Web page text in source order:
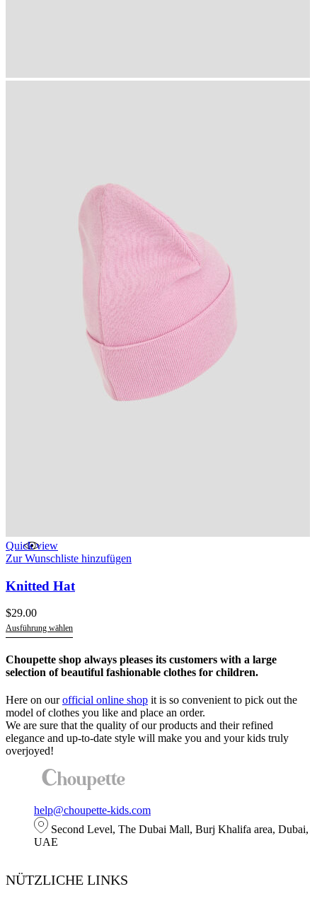
Quick view
Zur Wunschliste hinzufügen
Knitted Hat
$29.00
Ausführung wählen
Produkt
weist
Varianten
auf.
Die
Optionen
können
auf
Produktseite
werden
Choupette shop always pleases its customers with a large
selection of beautiful fashionable clothes for children.
Here on ourofficial online shop it is so convenient to pick out the
model of clothes you like and place an order.
We are sure that the quality of our products and their refined
elegance and up-to-date style will make you and your kids truly
overjoyed!
help@choupette-kids.com
Second Level, The Dubai Mall, Burj Khalifa area, Dubai,
UAE
NÜTZLICHE LINKS